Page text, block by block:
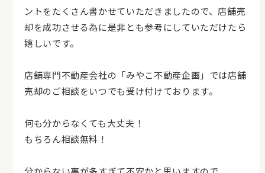
ントをたくさん書かせていただきましたので、店舗売
却を成功させる為に是非とも参考にしていただけたら
嬉しいです。
店舗専門不動産会社の「みやこ不動産企画」では店舗
売却のご相談をいつでも受け付けております。
何も分からなくても大丈夫！
もちろん相談無料！